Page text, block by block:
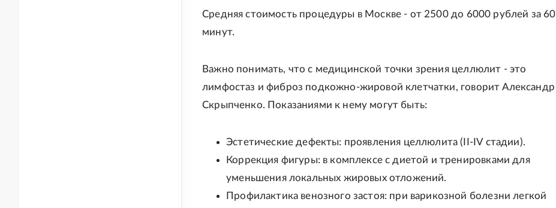
Средняя стоимость процедуры в Москве - от 2500 до 6000 рублей за 60
минут.
Важно понимать, что с медицинской точки зрения целлюлит - это
лимфостаз и фиброз подкожно-жировой клетчатки, говорит Александр
Скрыпченко. Показаниями к нему могут быть:
Эстетические дефекты: проявления целлюлита (II-IV стадии).
Коррекция фигуры: в комплексе с диетой и тренировками для
уменьшения локальных жировых отложений.
Профилактика венозного застоя: при варикозной болезни легкой